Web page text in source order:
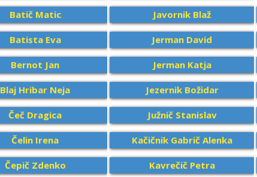
Batič Matic
Batista Eva
Bernot Jan
Blaj Hribar Neja
Čeč Dragica
Čelin Irena
Čepič Zdenko
Javornik Blaž
Jerman David
Jerman Katja
Jezernik Božidar
Južnič Stanislav
Kačičnik Gabrič Alenka
Kavrečič Petra